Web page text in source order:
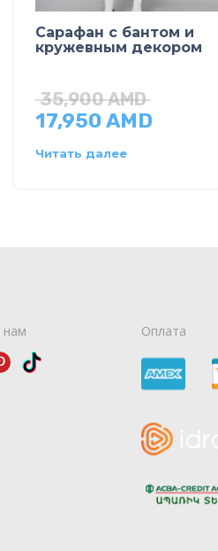
Сарафан с бантом и
кружевным декором
35,900AMD
17,950 AMD
Читать далее
нам Оплата